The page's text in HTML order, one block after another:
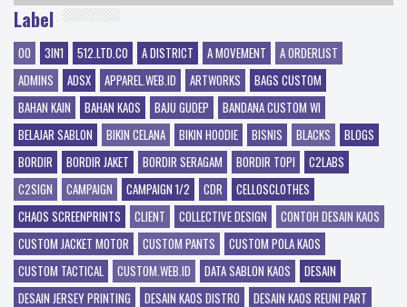
Label
00 3IN1 512.LTD.CO A DISTRICT A MOVEMENT
A ORDERLIST
ADMINS
ADSX APPAREL.WEB.ID ARTWORKS
BAGS CUSTOM
BAHAN KAIN
BAHAN KAOS BAJU GUDEP
BANDANA CUSTOM WI
BELAJAR SABLON
BIKIN CELANA BIKIN HOODIE BISNIS BLACKS
BLOGS
BORDIR
BORDIR JAKET BORDIR SERAGAM BORDIR TOPI
C2LABS
C2SIGN
CAMPAIGN CAMPAIGN 1/2 CDR
CELLOSCLOTHES
CHAOS SCREENPRINTS
CLIENT COLLECTIVE DESIGN
CONTOH DESAIN KAOS
CUSTOM JACKET MOTOR
CUSTOM PANTS
CUSTOM POLA KAOS
CUSTOM TACTICAL
CUSTOM.WEB.ID DATA SABLON KAOS
DESAIN
DESAIN JERSEY PRINTING
DESAIN KAOS DISTRO DESAIN KAOS REUNI PART